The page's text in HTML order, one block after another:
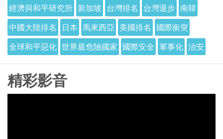
經濟與和平研究所 新加坡 台灣排名 台灣退步 南韓
中國大陸排名 日本 馬來西亞 美國排名 國際衝突
全球和平惡化 世界最危險國家 國際安全 軍事化 治安
精彩影音